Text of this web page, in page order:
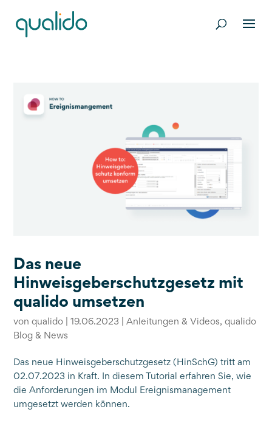
Das neue
Hinweisgeberschutzgesetz mit
qualido umsetzen
vonqualido |19.06.2023 |Anleitungen & Videos,qualido
Blog & News
Das neue Hinweisgeberschutzgesetz (HinSchG) tritt am
02.07.2023 in Kraft. In diesem Tutorial erfahren Sie, wie
die Anforderungen im Modul Ereignismanagement
umgesetzt werden können.